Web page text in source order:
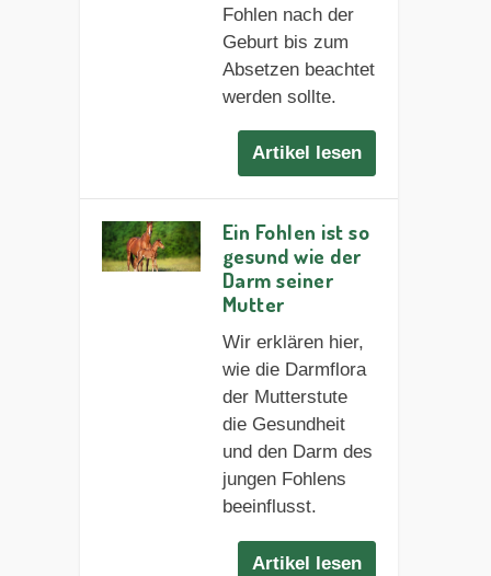
Fohlen nach der
Geburt bis zum
Absetzen beachtet
werden sollte.
Artikel lesen
Ein Fohlen ist so
gesund wie der
Darm seiner
Mutter
Wir erklären hier,
wie die Darmflora
der Mutterstute
die Gesundheit
und den Darm des
jungen Fohlens
beeinflusst.
Artikel lesen